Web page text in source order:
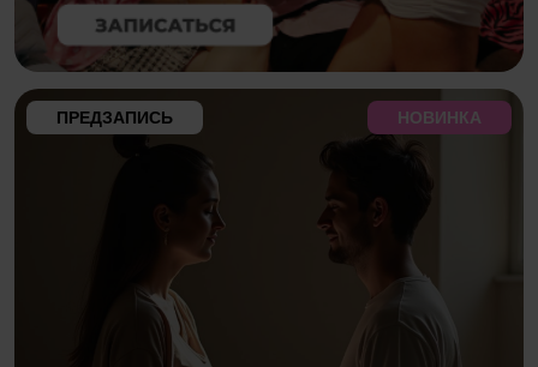
НОВИНКА
ПРЕДЗАПИСЬ